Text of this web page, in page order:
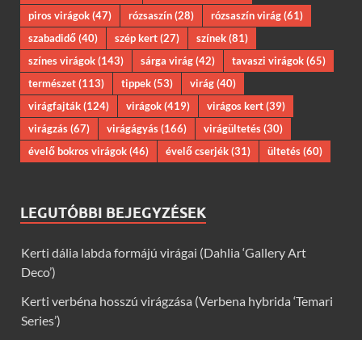
piros virágok(47) rózsaszín(28) rózsaszín virág(61)
szabadidő(40) szép kert(27) színek(81)
színes virágok(143) sárga virág(42) tavaszi virágok(65)
természet(113) tippek(53) virág(40)
virágfajták(124) virágok(419) virágos kert(39)
virágzás(67) virágágyás(166) virágültetés(30)
évelő bokros virágok(46) évelő cserjék(31) ültetés(60)
LEGUTÓBBI BEJEGYZÉSEK
Kerti dália labda formájú virágai (Dahlia ‘Gallery Art
Deco’)
Kerti verbéna hosszú virágzása (Verbena hybrida ‘Temari
Series’)